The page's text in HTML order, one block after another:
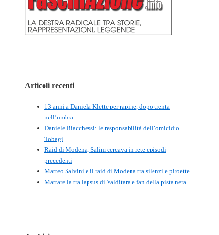
Articoli recenti
13 anni a Daniela Klette per rapine, dopo trenta
nell’ombra
Daniele Biacchessi: le responsabilità dell’omicidio
Tobagi
Raid di Modena, Salim cercava in rete episodi
precedenti
Matteo Salvini e il raid di Modena tra silenzi e piroette
Mattarella tra lapsus di Valditara e fan della pista nera